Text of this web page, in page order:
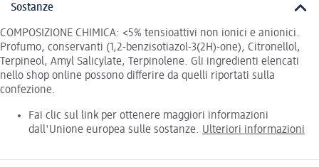
Sostanze
COMPOSIZIONE CHIMICA: <5% tensioattivi non ionici e anionici.
Profumo, conservanti (1,2-benzisotiazol-3(2H)-one), Citronellol,
Terpineol, Amyl Salicylate, Terpinolene. Gli ingredienti elencati
nello shop online possono differire da quelli riportati sulla
confezione.
Fai clic sul link per ottenere maggiori informazioni
dall'Unione europea sulle sostanze. Ulteriori informazioni